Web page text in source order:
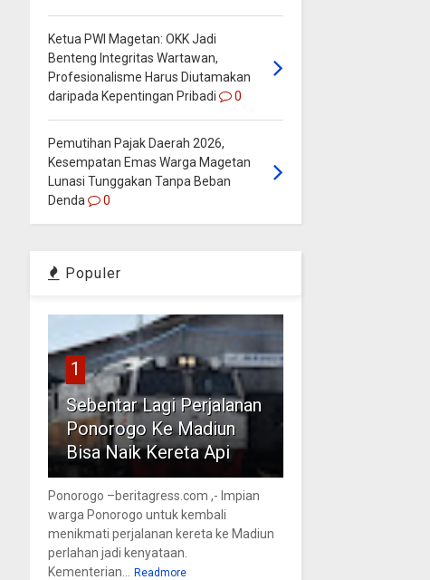
Ketua PWI Magetan: OKK Jadi
Benteng Integritas Wartawan,
Profesionalisme Harus Diutamakan
daripada Kepentingan Pribadi
0
Pemutihan Pajak Daerah 2026,
Kesempatan Emas Warga Magetan
Lunasi Tunggakan Tanpa Beban
Denda
0
Populer
1
Sebentar Lagi Perjalanan
Ponorogo Ke Madiun
Bisa Naik Kereta Api
Ponorogo –beritagress.com ,- Impian
warga Ponorogo untuk kembali
menikmati perjalanan kereta ke Madiun
perlahan jadi kenyataan.
Kementerian...
Readmore